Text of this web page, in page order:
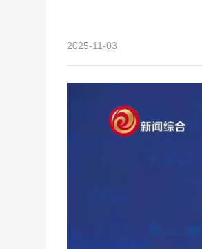
2025-11-03